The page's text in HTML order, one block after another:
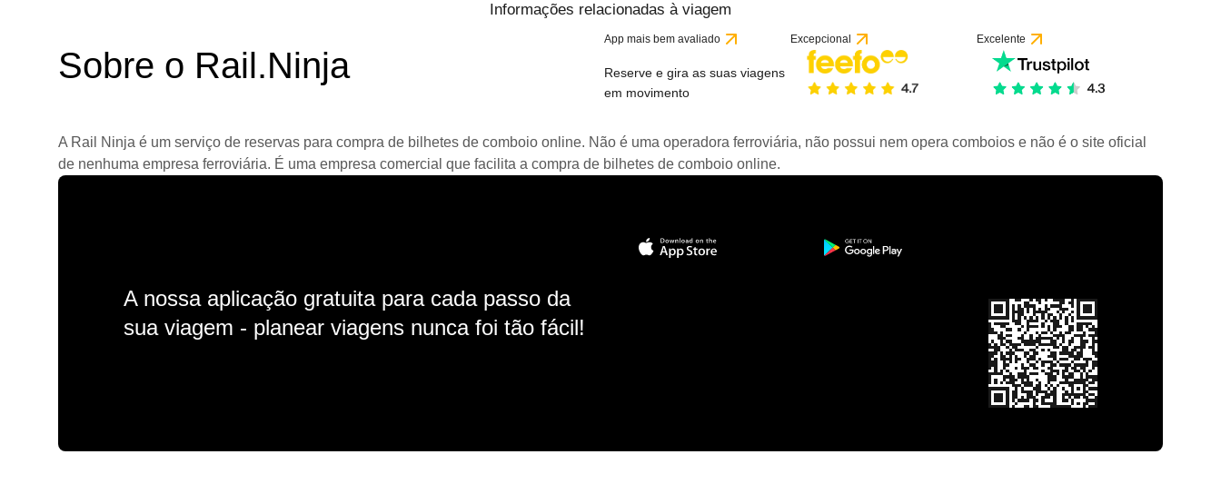
Informações relacionadas à viagem
Sobre o Rail.Ninja
App mais bem avaliado
Reserve e gira as suas viagens
em movimento
Excepcional Excelente
A Rail Ninja é um serviço de reservas para compra de bilhetes de comboio online. Não é uma operadora ferroviária, não possui nem opera comboios e não é o site oficial
de nenhuma empresa ferroviária. É uma empresa comercial que facilita a compra de bilhetes de comboio online.
A nossa aplicação gratuita para cada passo da
sua viagem - planear viagens nunca foi tão fácil!